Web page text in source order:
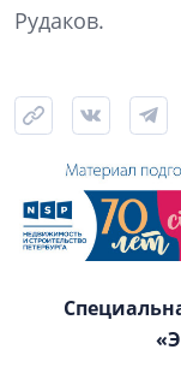
Рудаков.